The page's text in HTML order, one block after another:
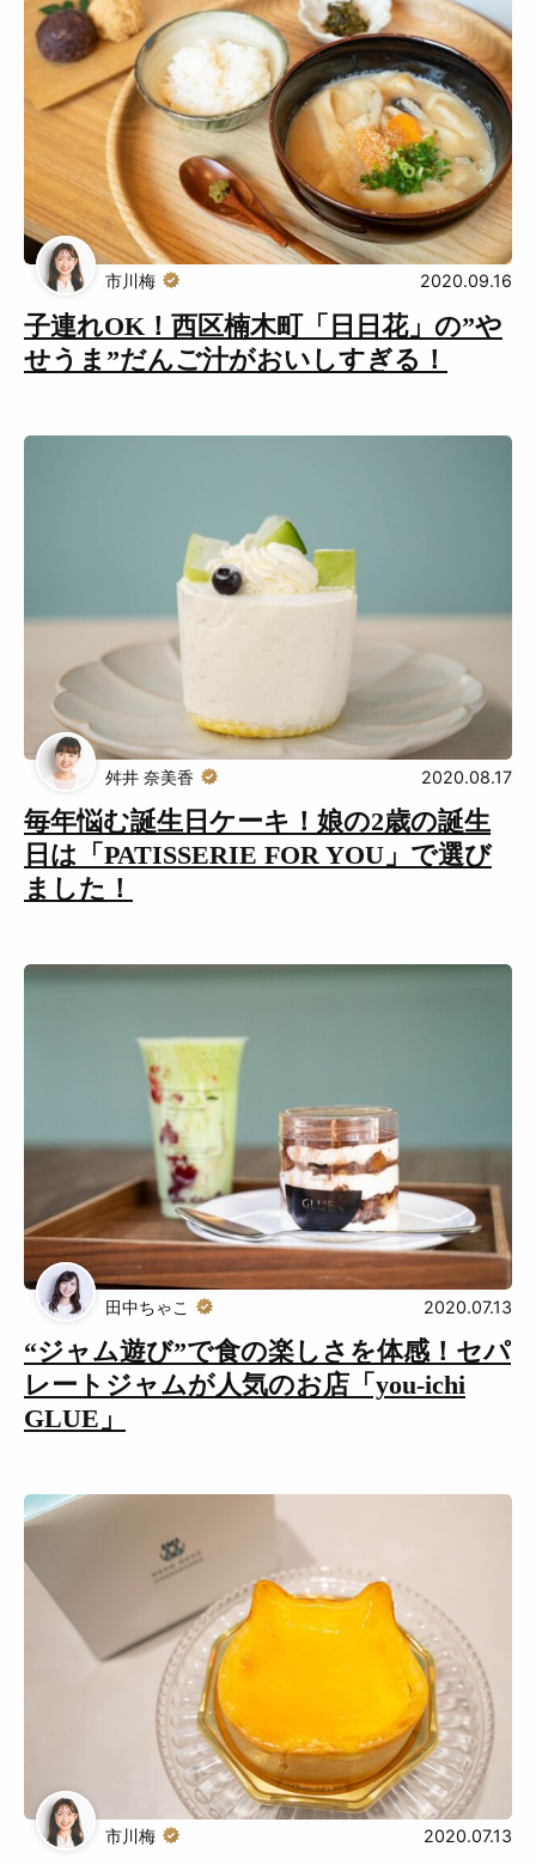
子連れOK！西区楠木町「日日花」の”や
せうま”だんご汁がおいしすぎる！
市川梅 2020.09.16
毎年悩む誕生日ケーキ！娘の2歳の誕生
日は「PATISSERIE FOR YOU」で選び
ました！
舛井 奈美香 2020.08.17
“ジャム遊び”で食の楽しさを体感！セパ
レートジャムが人気のお店「you-ichi
GLUE」
田中ちゃこ 2020.07.13
市川梅 2020.07.13